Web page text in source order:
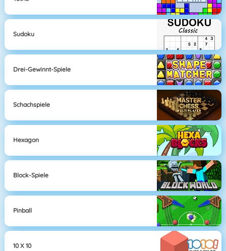
Sudoku
Drei-Gewinnt-Spiele
Schachspiele
Hexagon
Block-Spiele
Pinball
10 X 10